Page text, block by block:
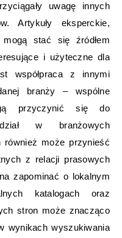
uwagę innych
Artykuły eksperckie,
stać się źródłem
i użyteczne dla
współpraca z innymi
branży – wspólne
przyczynić się do
w branżowych
również może przynieść
z relacji prasowych
zapominać o lokalnym
katalogach oraz
stron może znacząco
wynikach wyszukiwania